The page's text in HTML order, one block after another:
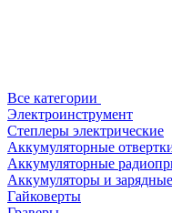
Все категории
Электроинструмент
Степлеры электрические
Аккумуляторные
Аккумуляторные
Аккумуляторы и
Гайковерты